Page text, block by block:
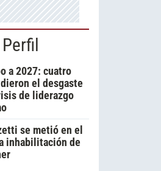
a 2027: cuatro
el desgaste
de liderazgo
se metió en el
inhabilitación de